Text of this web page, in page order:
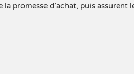
promesse d’achat, puis